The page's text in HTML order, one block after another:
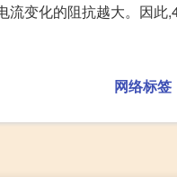
流变化的阻抗越大。因
网络标签